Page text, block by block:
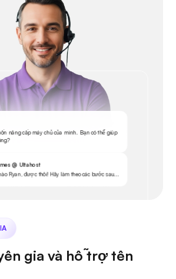
nâng cấp máy chủ của mình. Bạn có thể giúp
@ Ultahost
Ryan, được thôi! Hãy làm theo các bước sau...
gia và hỗ trợ tên